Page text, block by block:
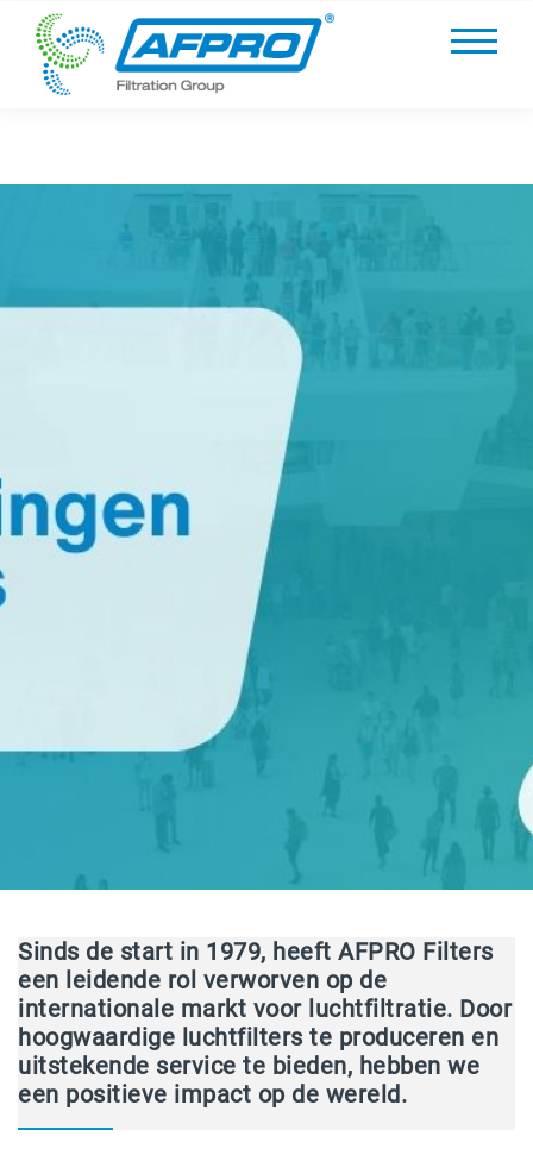
Sinds de start in 1979, heeft AFPRO Filters
een leidende rol verworven op de
internationale markt voor luchtfiltratie. Door
hoogwaardige luchtfilters te produceren en
uitstekende service te bieden, hebben we
een positieve impact op de wereld.